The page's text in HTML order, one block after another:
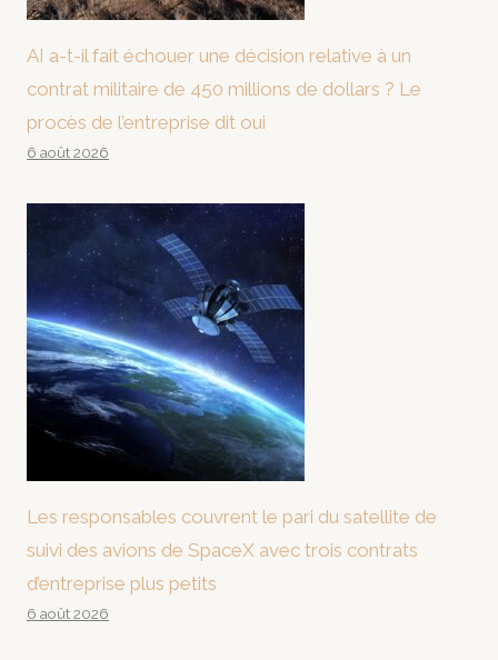
AI a-t-il fait échouer une décision relative à un
contrat militaire de 450 millions de dollars ? Le
procès de l’entreprise dit oui
6 août 2026
Les responsables couvrent le pari du satellite de
suivi des avions de SpaceX avec trois contrats
d’entreprise plus petits
6 août 2026